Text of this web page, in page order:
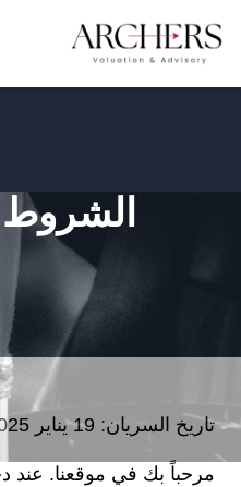
الشروط
تاريخ السريان: 19 يناير 2025
مرحباً بك في موقعنا. عند